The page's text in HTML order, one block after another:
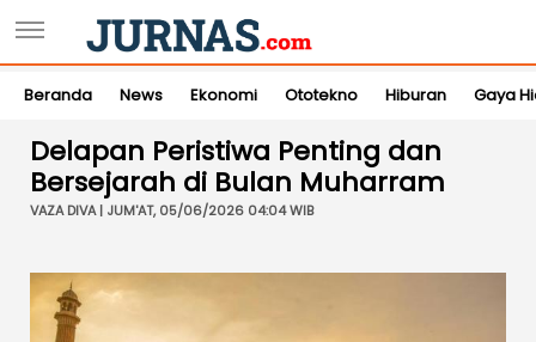
Beranda News Ekonomi Ototekno Hiburan Gaya
Delapan Peristiwa Penting dan
Bersejarah di Bulan Muharram
VAZA DIVA | JUM'AT, 05/06/2026 04:04 WIB